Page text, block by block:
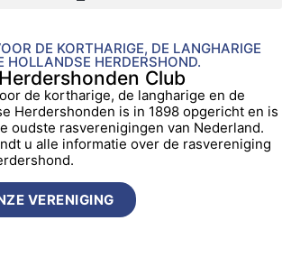
DE KORTHARIGE, DE LANGHARIGE
HOLLANDSE HERDERSHOND.
Club
de kortharige, de langharige en de
Herdershonden is in 1898 opgericht en is
oudste rasverenigingen van Nederland.
u alle informatie over de rasvereniging
VERENIGING